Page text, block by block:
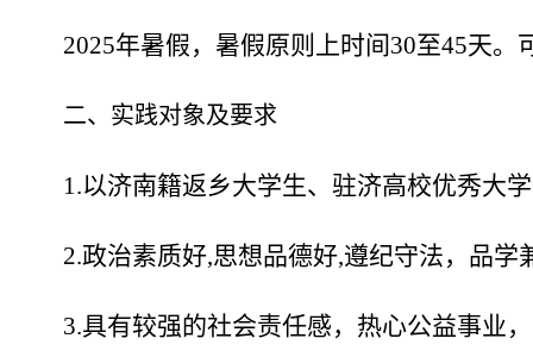
2025年暑假，暑假原则上时间30至45天
二、实践对象及要求
1.以济南籍返乡大学生、驻济高校优秀大
2.政治素质好,思想品德好,遵纪守法，品
3.具有较强的社会责任感，热心公益事业